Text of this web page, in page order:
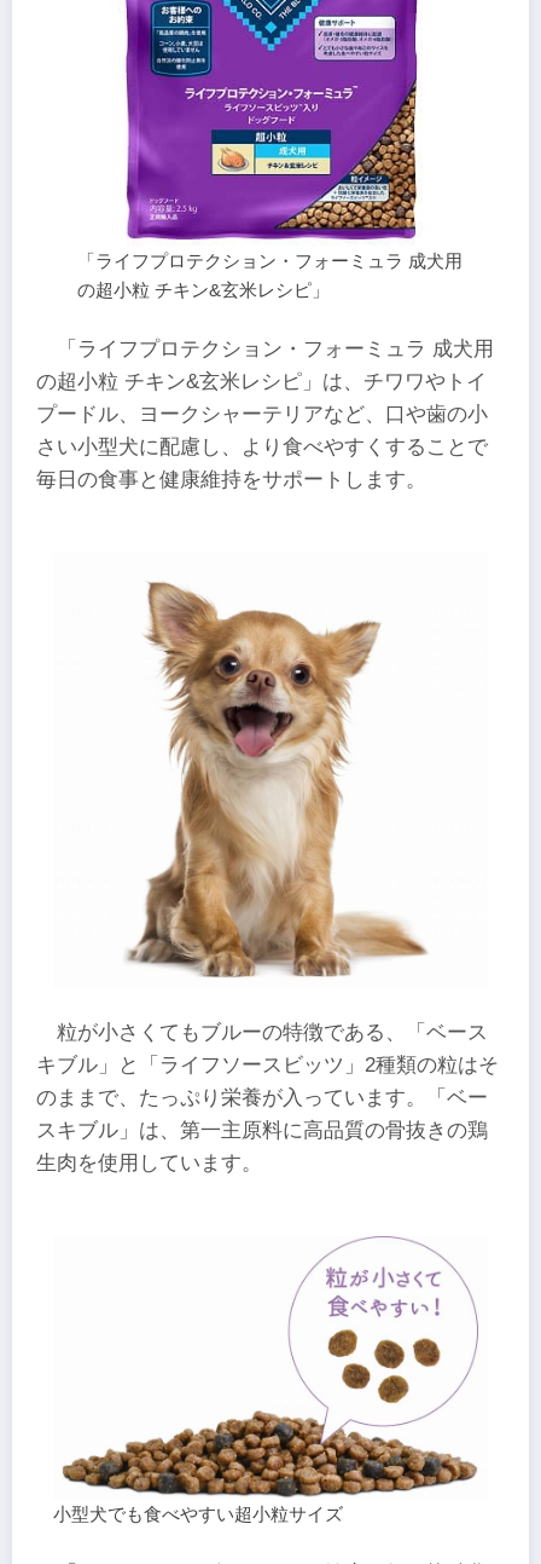
「ライフプロテクション・フォーミュラ 成犬用
の超小粒 チキン&玄米レシピ」
「ライフプロテクション・フォーミュラ 成犬用
の超小粒 チキン&玄米レシピ」は、チワワやトイ
プードル、ヨークシャーテリアなど、口や歯の小
さい小型犬に配慮し、より食べやすくすることで
毎日の食事と健康維持をサポートします。
粒が小さくてもブルーの特徴である、「ベース
キブル」と「ライフソースビッツ」2種類の粒はそ
のままで、たっぷり栄養が入っています。「ベー
スキブル」は、第一主原料に高品質の骨抜きの鶏
生肉を使用しています。
小型犬でも食べやすい超小粒サイズ